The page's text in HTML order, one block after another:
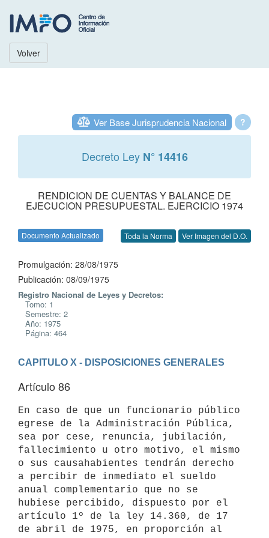
Volver
?
Ver Base Jurisprudencia Nacional
Decreto Ley N° 14416
RENDICION DE CUENTAS Y BALANCE DE
EJECUCION PRESUPUESTAL. EJERCICIO 1974
Documento Actualizado Toda la Norma Ver Imagen del D.O.
Promulgación: 28/08/1975
Publicación: 08/09/1975
Registro Nacional de Leyes y Decretos:
Tomo: 1
Semestre: 2
Año: 1975
Página: 464
CAPITULO X - DISPOSICIONES GENERALES
Artículo 86
En caso de que un funcionario público
egrese de la Administración Pública,
sea por cese, renuncia, jubilación,
fallecimiento u otro motivo, el mismo
o sus causahabientes tendrán derecho
a percibir de inmediato el sueldo
anual complementario que no se
hubiese percibido, dispuesto por el
artículo 1º de la ley 14.360, de 17
de abril de 1975, en proporción al